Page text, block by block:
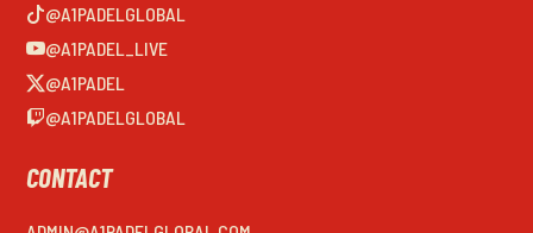
@A1PADELGLOBAL
@A1PADEL_LIVE
@A1PADEL
@A1PADELGLOBAL
CONTACT